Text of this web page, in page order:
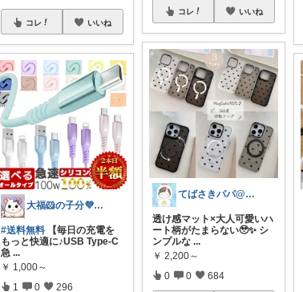
コレ いいね
大福🐹の子分💜ありがとうございます
#送料無料 【毎日の充電を
もっと快適に♪USB Type-C
急 ...
￥ 1,000～
1 0 296
コレ いいね
てばさきパパ@スマホアクセ
透け感マット×大人可愛いハ
ート柄がたまらない🥹✨ シ
ンプルな ...
￥ 2,200～
0 0 684